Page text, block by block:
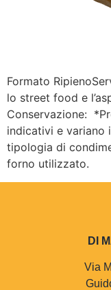
Formato
lo street food e
Conservazione:
indicativi e variano
tipologia di
forno utilizzato.
DI
Via